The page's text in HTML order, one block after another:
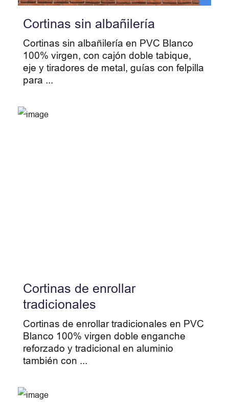
Cortinas sin albañilería
Cortinas sin albañilería en PVC Blanco
100% virgen, con cajón doble tabique,
eje y tiradores de metal, guías con felpilla
para ...
Cortinas de enrollar
tradicionales
Cortinas de enrollar tradicionales en PVC
Blanco 100% virgen doble enganche
reforzado y tradicional en aluminio
también con ...